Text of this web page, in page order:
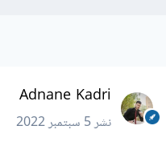
Adnane Kadri
نشر5 سبتمبر 2022